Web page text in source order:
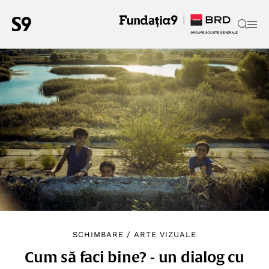
SCHIMBARE / ARTE VIZUALE
Cum să faci bine? - un dialog cu